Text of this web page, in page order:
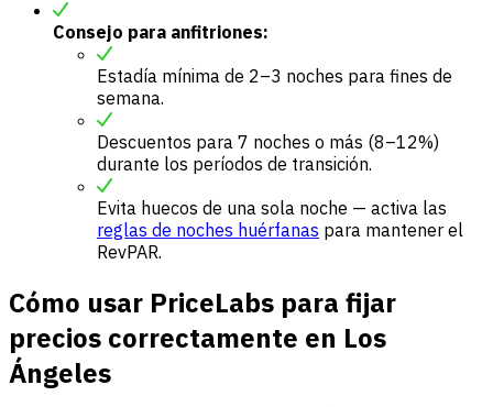
Consejo para anfitriones:
Estadía mínima de 2–3 noches para fines de
semana.
Descuentos para 7 noches o más (8–12%)
durante los períodos de transición.
Evita huecos de una sola noche — activa las
reglas de noches huérfanas para mantener el
RevPAR.
Cómo usar PriceLabs para fijar
precios correctamente en Los
Ángeles